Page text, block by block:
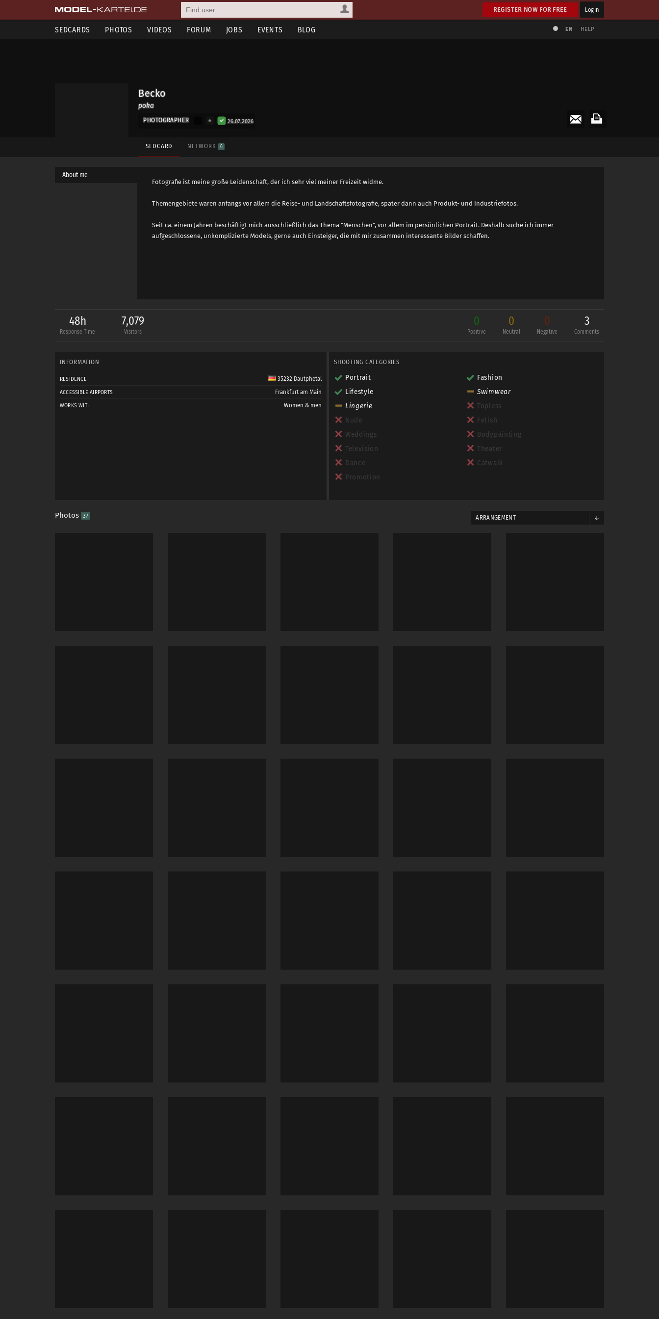
REGISTER NOW FOR FREE Login
SEDCARDS PHOTOS VIDEOS FORUM JOBS EVENTS BLOG EN HELP
Becko
poka
PHOTOGRAPHER 26.07.2026
SEDCARD NETWORK 6
About me
Fotografie ist meine große Leidenschaft, der ich sehr viel meiner Freizeit widme.
Themengebiete waren anfangs vor allem die Reise- und Landschaftsfotografie, später dann auch Produkt- und Industriefotos.
Seit ca. einem Jahren beschäftigt mich ausschließlich das Thema "Menschen", vor allem im persönlichen Portrait. Deshalb suche ich immer
aufgeschlossene, unkomplizierte Models, gerne auch Einsteiger, die mit mir zusammen interessante Bilder schaffen.
48h
Response Time
7,079
Visitors
0
Positive
0
Neutral
0
Negative
3
Comments
INFORMATION
RESIDENCE 35232 Dautphetal
ACCESSIBLE AIRPORTS Frankfurt am Main
WORKS WITH Women & men
SHOOTING CATEGORIES
Portrait
Lifestyle
Lingerie
Nude
Weddings
Television
Dance
Promotion
Fashion
Swimwear
Topless
Fetish
Bodypainting
Theater
Catwalk
Photos 37 ARRANGEMENT